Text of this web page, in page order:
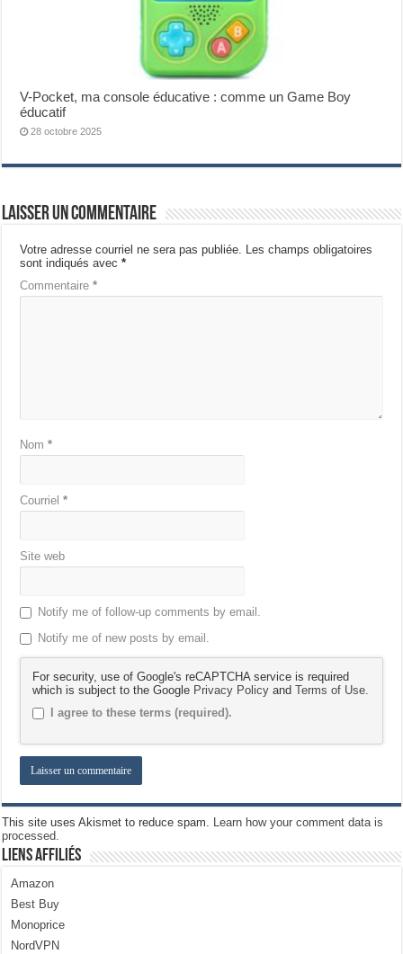
V-Pocket, ma console éducative : comme un Game Boy
éducatif
28 octobre 2025
Laisser un commentaire
Votre adresse courriel ne sera pas publiée. Les champs obligatoires
sont indiqués avec*
Commentaire*
Nom*
Courriel*
Site web
Notify me of follow-up comments by email.
Notify me of new posts by email.
For security, use of Google's reCAPTCHA service is required
which is subject to the Google Privacy Policy andTerms of Use.
I agree to these terms (required).
This site uses Akismet to reduce spam. Learn how your comment data is
processed.
Liens Affiliés
Amazon
Best Buy
Monoprice
NordVPN